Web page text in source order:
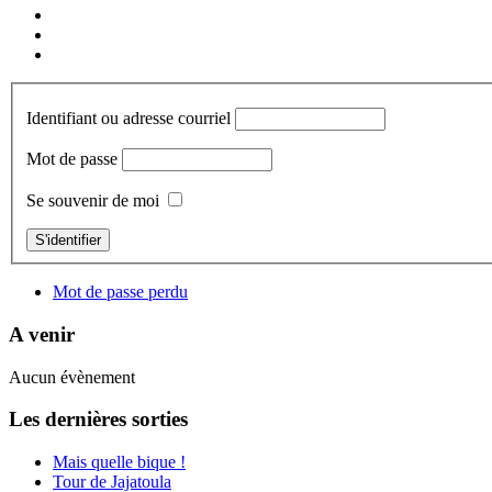
Identifiant ou adresse courriel
Mot de passe
Se souvenir de moi
S'identifier
Mot de passe perdu
A venir
Aucun évènement
Les dernières sorties
Mais quelle bique !
Tour de Jajatoula